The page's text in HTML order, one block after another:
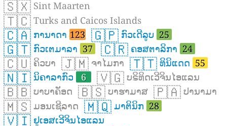
🇸🇽 Sint Maarten
🇹🇨 Turks and Caicos Islands
🇨🇦 ການາດາ 123 🇬🇵 ກົວເດີລູບ 25
🇬🇹 ກົວເຕມາລາ 37 🇨🇷 ຄອສຕາລິກາ 24
🇨🇺 ຄິວບາ 🇯🇲 ຈາໄມກາ 🇹🇹 ທິນິແດດ 55
🇳🇮 ນິຄາລາກົວ 6 🇻🇬 ບຣິທິດເວີຈິນໄອແລນ
🇧🇧 ບາບາຄັອດ 🇧🇸 ບາຮາມາສ 🇵🇦 ປານາມາ
🇲🇸 ມອນເຊີລາດ 🇲🇶 ມາຕິນິກ 28
🇻🇮 ຢູເອສເວີຈິນໄອແລນ